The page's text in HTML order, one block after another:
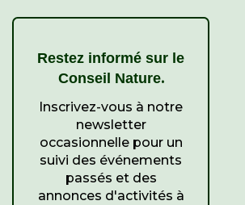
Restez informé sur le
Conseil Nature.
Inscrivez-vous à notre
newsletter
occasionnelle pour un
suivi des événements
passés et des
annonces d'activités à